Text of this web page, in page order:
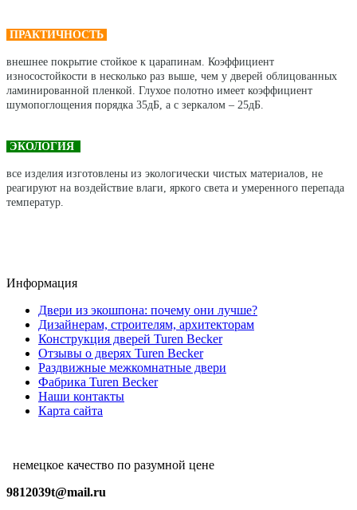
ПРАКТИЧНОСТЬ
внешнее покрытие стойкое к царапинам. Коэффициент
износостойкости в несколько раз выше, чем у дверей облицованных
ламинированной пленкой. Глухое полотно имеет коэффициент
шумопоглощения порядка 35дБ, а с зеркалом – 25дБ.
ЭКОЛОГИЯ
все изделия изготовлены из экологически чистых материалов, не
реагируют на воздействие влаги, яркого света и умеренного перепада
температур.
Информация
Двери из экошпона: почему они лучше?
Дизайнерам, строителям, архитекторам
Конструкция дверей Turen Becker
Отзывы о дверях Turen Becker
Раздвижные межкомнатные двери
Фабрика Turen Becker
Наши контакты
Карта сайта
немецкое качество по разумной цене
9812039t@mail.ru